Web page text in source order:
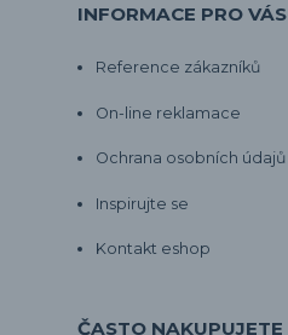
INFORMACE PRO VÁS
Reference zákazníků
On-line reklamace
Ochrana osobních údajů
Inspirujte se
Kontakt eshop
ČASTO NAKUPUJETE